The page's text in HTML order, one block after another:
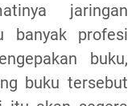
jaringan
banyak profesi
buku,
buku tersebut